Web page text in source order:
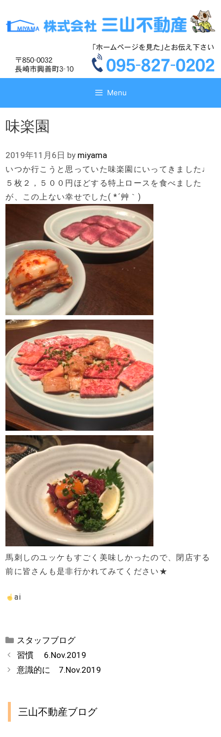
テ
ス
テ
ス
Menu
味楽園
2019年11月6日 by miyama
いつか行こうと思っていた味楽園にいってきました♩
５枚２，５００円ほどする特上ロースを食べました
が、この上ない幸せでした( *´艸｀)
馬刺しのユッケもすごく美味しかったので、閉店する
前に皆さんも是非行かれてみてください★
ai
カ
テ
リ
スタッフブログ
習慣 6.Nov.2019
意識的に 7.Nov.2019
三山不動産ブログ